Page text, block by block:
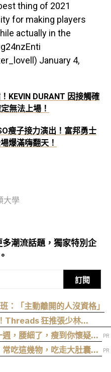
thing of 2021
for making players
actually in the
January 4,
KEVIN DURANT 因接觸確
無法上場！
瘦子接力演出！富邦勇士
爆滿嗨翻天！
大學
潮流話題，獨家特別企
訂閱
：「主動離開的人沒資格」
Threads 狂推張少林
播這個直接神作預定
，腰細了，瘦到你懷疑人
吃這幾物，吃走大肚囊，